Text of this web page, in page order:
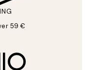
59 €